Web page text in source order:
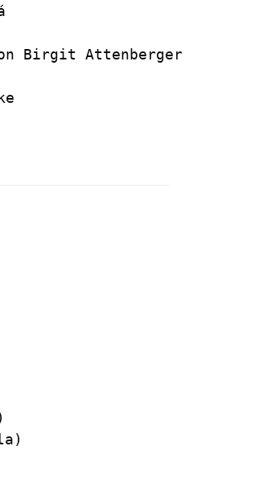
Birgit Attenberger